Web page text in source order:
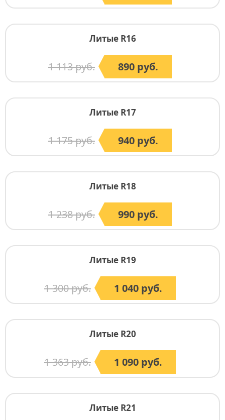
Литые R16
1 113 руб. 890 руб.
Литые R17
1 175 руб. 940 руб.
Литые R18
1 238 руб. 990 руб.
Литые R19
1 300 руб. 1 040 руб.
Литые R20
1 363 руб. 1 090 руб.
Литые R21